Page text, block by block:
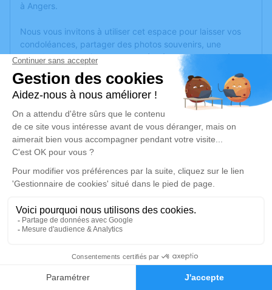
Faire-part Hommages
à Angers.
Nous vous invitons à utiliser cet espace pour laisser vos
condoléances, partager des photos souvenirs, une
anecdote ou exprimer vos pensées à travers des poèmes
ou des textes. Cet endroit est un lieu d'expression dédié à
honorer la mémoire de Serge BODIN.
Un service de plantation d’arbre hommage estdisponible
jeudi 30 juin 2022 à 10h00
Eglise de Maze
49250 Maze
Je rends hommage